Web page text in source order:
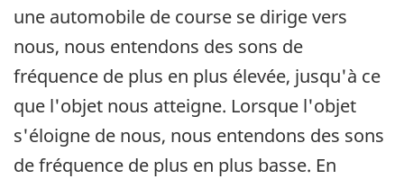
une automobile de course se dirige vers
nous, nous entendons des sons de
fréquence de plus en plus élevée, jusqu'à ce
que l'objet nous atteigne. Lorsque l'objet
s'éloigne de nous, nous entendons des sons
de fréquence de plus en plus basse. En